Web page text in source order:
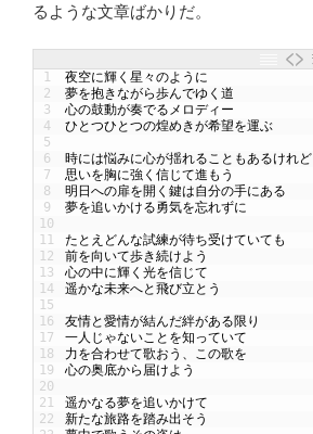
るような文章ばかりだ。
1
2
3
4
5
6
7
8
9
10
11
12
13
14
15
16
17
18
19
20
21
22
夜空に輝く星々のように
夢を抱きながら歩んでゆく道
心の鼓動が奏でるメロディー
ひとつひとつの煌めきが希望を運ぶ
時には悩みに心が揺れることもあるけれど
思いを胸に強く信じて進もう
明日への扉を開く鍵は自分の手にある
夢を追いかける勇気を忘れずに
たとえどんな試練が待ち受けていても
前を向いて歩き続けよう
心の中に輝く光を信じて
遥かな未来へと飛び立とう
友情と愛情が結んだ絆がある限り
一人じゃないことを知っていて
力を合わせて歌おう、この歌を
心の奥底から届けよう
遥かなる夢を追いかけて
新たな旅路を踏み出そう